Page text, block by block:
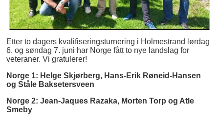
Etter to dagers kvalifiseringsturnering i Holmestrand lørdag
6. og søndag 7. juni har Norge fått to nye landslag for
veteraner. Vi gratulerer!
Norge 1: Helge Skjørberg, Hans-Erik Røneid-Hansen
og Ståle Baksetersveen
Norge 2: Jean-Jaques Razaka, Morten Torp og Atle
Smeby